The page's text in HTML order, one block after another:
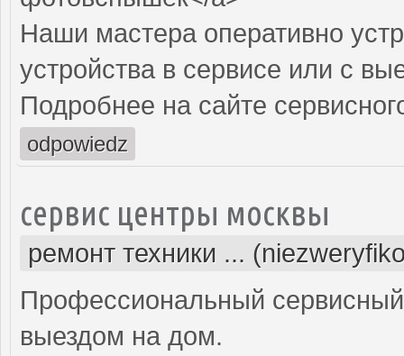
Наши мастера оперативно
устройства в сервисе или с
Подробнее на сайте
odpowiedz
сервис центры москвы
ремонт техники ...
Профессиональный
выездом на дом.